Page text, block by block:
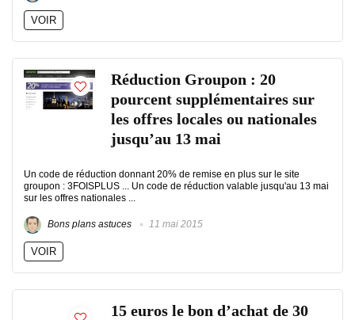
VOIR
Réduction Groupon : 20
pourcent supplémentaires sur
les offres locales ou nationales
jusqu’au 13 mai
Un code de réduction donnant 20% de remise en plus sur le site
groupon : 3FOISPLUS ... Un code de réduction valable jusqu'au 13 mai
sur les offres nationales ...
Bons plans astuces 11 mai 2015
VOIR
15 euros le bon d’achat de 30